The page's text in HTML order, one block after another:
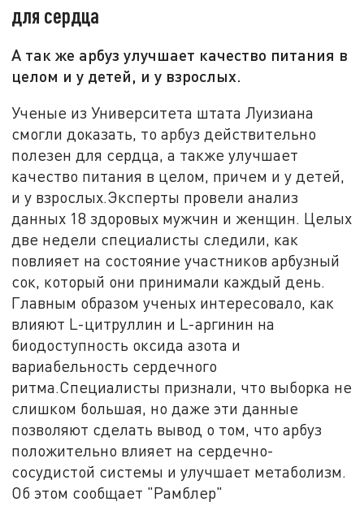
для сердца
А так же арбуз улучшает качество питания в
целом и у детей, и у взрослых.
Ученые из Университета штата Луизиана
смогли доказать, то арбуз действительно
полезен для сердца, а также улучшает
качество питания в целом, причем и у детей,
и у взрослых.Эксперты провели анализ
данных 18 здоровых мужчин и женщин. Целых
две недели специалисты следили, как
повлияет на состояние участников арбузный
сок, который они принимали каждый день.
Главным образом ученых интересовало, как
влияют L-цитруллин и L-аргинин на
биодоступность оксида азота и
вариабельность сердечного
ритма.Специалисты признали, что выборка не
слишком большая, но даже эти данные
позволяют сделать вывод о том, что арбуз
положительно влияет на сердечно-
сосудистой системы и улучшает метаболизм.
Об этом сообщает "Рамблер"